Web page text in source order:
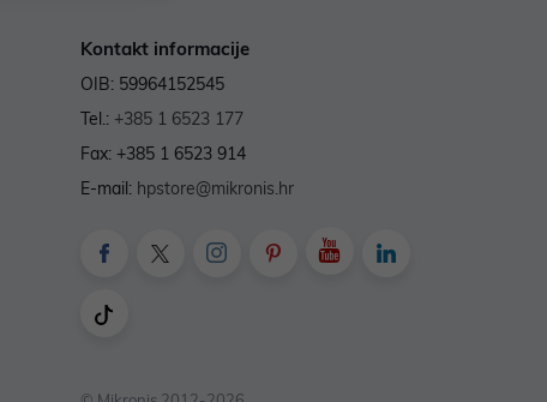
Kontakt informacije
OIB: 59964152545
Tel.: +385 1 6523 177
Fax: +385 1 6523 914
E-mail: hpstore@mikronis.hr